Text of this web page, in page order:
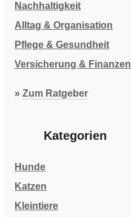
Nachhaltigkeit
Alltag & Organisation
Pflege & Gesundheit
Versicherung & Finanzen
» Zum Ratgeber
Kategorien
Hunde
Katzen
Kleintiere